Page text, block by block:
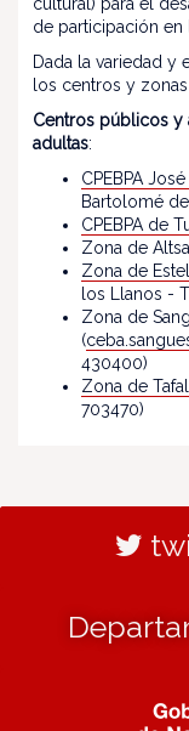
de participación en
Dada la variedad y
los centros y
Centros públicos y
adultas:
CPEBPA
Bartolomé
CPEBPA de
Zona de
Zona de
los Llanos -
Zona de
(
430400)
Zona de
703470)